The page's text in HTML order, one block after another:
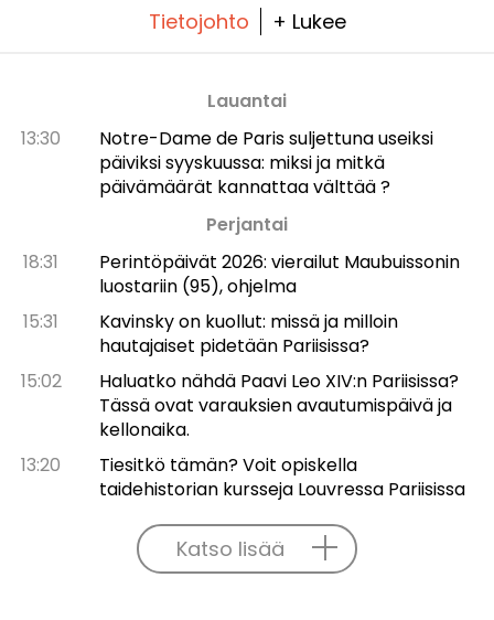
Tietojohto + Lukee
Lauantai
13:30
Notre-Dame de Paris suljettuna useiksi
päiviksi syyskuussa: miksi ja mitkä
päivämäärät kannattaa välttää ?
Perjantai
18:31
Perintöpäivät 2026: vierailut Maubuissonin
luostariin (95), ohjelma
15:31
Kavinsky on kuollut: missä ja milloin
hautajaiset pidetään Pariisissa?
15:02
Haluatko nähdä Paavi Leo XIV:n Pariisissa?
Tässä ovat varauksien avautumispäivä ja
kellonaika.
13:20
Tiesitkö tämän? Voit opiskella
taidehistorian kursseja Louvressa Pariisissa
Katso lisää